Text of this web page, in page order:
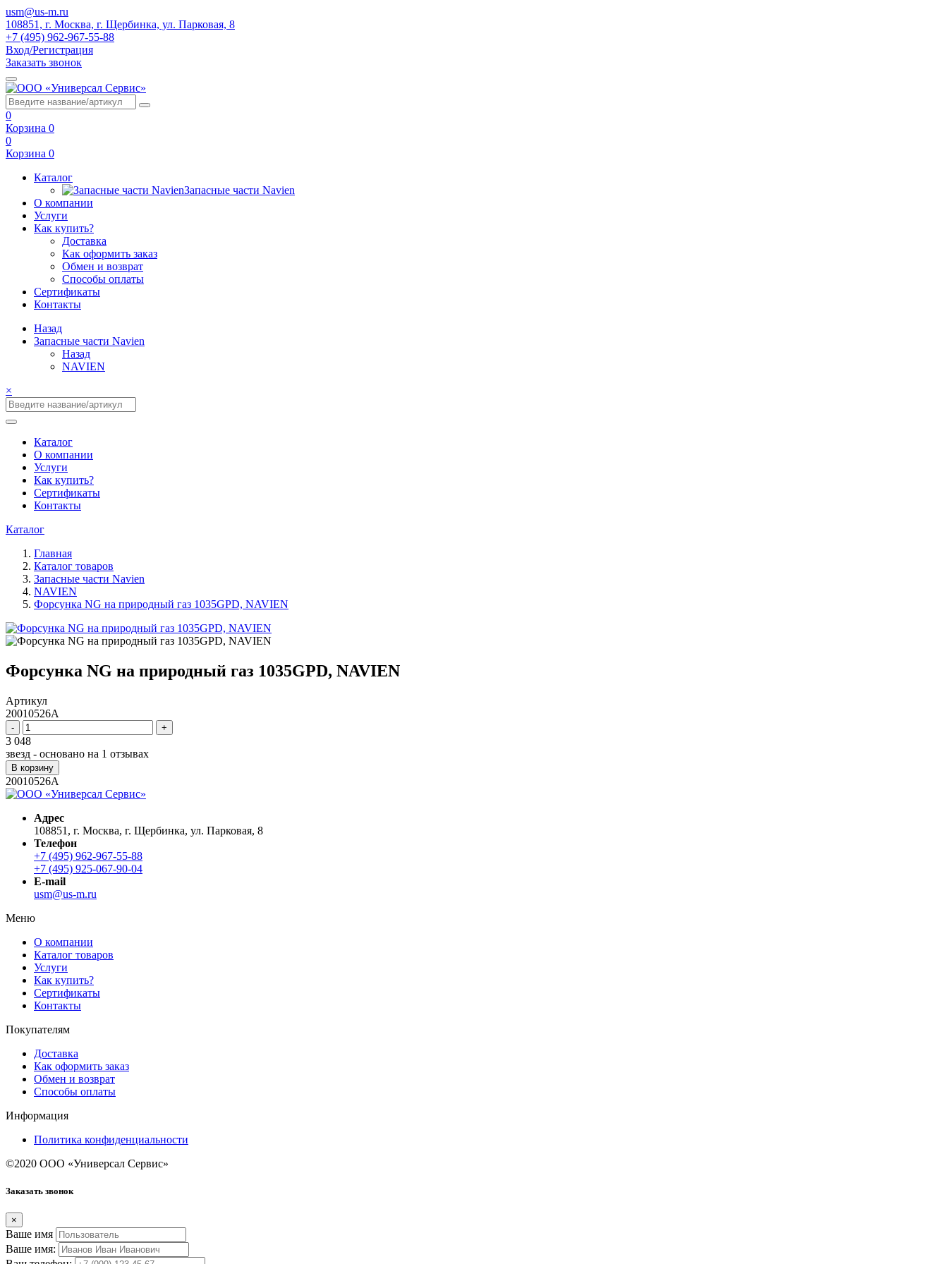
usm@us-m.ru
108851, г. Москва, г. Щербинка, ул. Парковая, 8
+7 (495) 962-967-55-88
Вход/Регистрация
Заказать звонок
0
Корзина 0
0
Корзина 0
Каталог
Запасные части Navien
О компании
Услуги
Как купить?
Доставка
Как оформить заказ
Обмен и возврат
Способы оплаты
Сертификаты
Контакты
Назад
Запасные части Navien
Назад
NAVIEN
×
Каталог
О компании
Услуги
Как купить?
Сертификаты
Контакты
Каталог
Главная
Каталог товаров
Запасные части Navien
NAVIEN
Форсунка NG на природный газ 1035GPD, NAVIEN
Форсунка NG на природный газ 1035GPD, NAVIEN
Артикул
20010526A
- +
3 048
звезд - основано на 1 отзывах
В корзину
20010526A
Адрес
108851, г. Москва, г. Щербинка, ул. Парковая, 8
Телефон
+7 (495) 962-967-55-88
+7 (495) 925-067-90-04
E-mail
usm@us-m.ru
Меню
О компании
Каталог товаров
Услуги
Как купить?
Сертификаты
Контакты
Покупателям
Доставка
Как оформить заказ
Обмен и возврат
Способы оплаты
Информация
Политика конфиденциальности
©2020 ООО «Универсал Сервис»
Заказать звонок
×
Ваше имя
Ваше имя: